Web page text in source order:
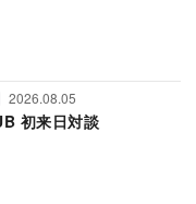
2026.08.05
初来日対談